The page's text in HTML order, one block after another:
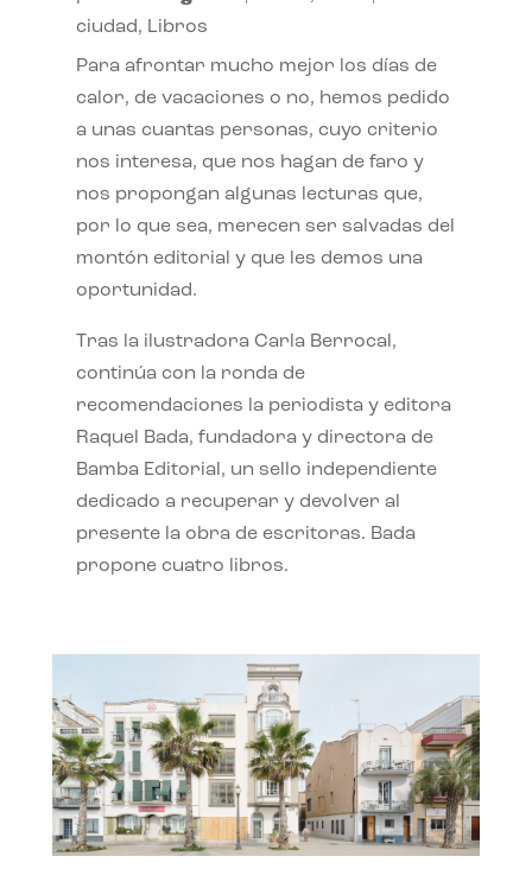
ciudad, Libros
Para afrontar mucho mejor los días de
calor, de vacaciones o no, hemos pedido
a unas cuantas personas, cuyo criterio
nos interesa, que nos hagan de faro y
nos propongan algunas lecturas que,
por lo que sea, merecen ser salvadas del
montón editorial y que les demos una
oportunidad.
Tras la ilustradora Carla Berrocal,
continúa con la ronda de
recomendaciones la periodista y editora
Raquel Bada, fundadora y directora de
Bamba Editorial, un sello independiente
dedicado a recuperar y devolver al
presente la obra de escritoras. Bada
propone cuatro libros.